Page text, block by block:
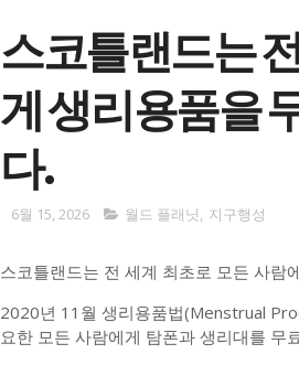
스코틀랜드는
게 생리용품을
다.
6월 15, 2026 월드 플래닛, 지구행성
스코틀랜드는 전 세계 최초로 모든 사람
2020년 11월 생리용품법(Menstrual
요한 모든 사람에게 탐폰과 생리대를 무